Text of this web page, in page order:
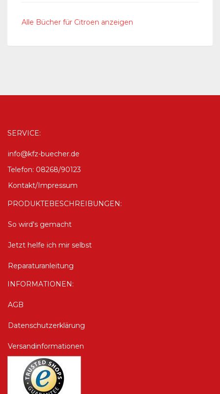
Alle Bücher für Citroen anzeigen
SERVICE:
info@kfz-buecher.de
Telefon: 08268/90123
Kontakt/Impressum
PRODUKTEBESCHREIBUNGEN:
So wird's gemacht
Jetzt helfe ich mir selbst
Reparaturanleitung
INFORMATIONEN:
AGB
Datenschutzerklärung
Versandinformationen